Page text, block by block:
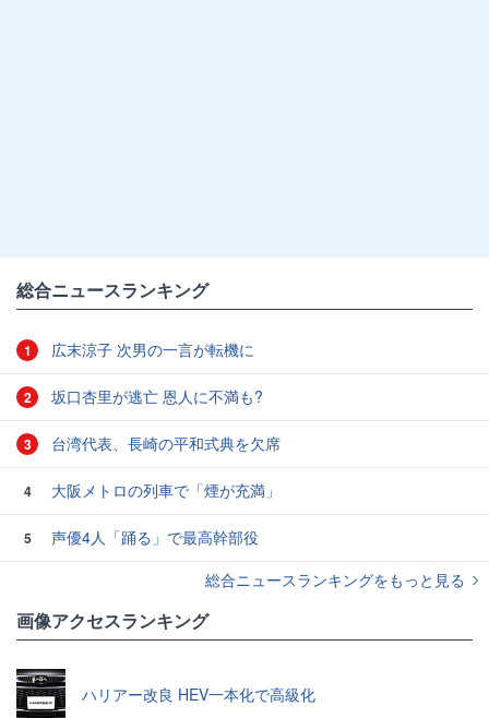
総合ニュースランキング
1 広末涼子 次男の一言が転機に
2 坂口杏里が逃亡 恩人に不満も?
3 台湾代表、長崎の平和式典を欠席
4 大阪メトロの列車で「煙が充満」
5
声優4人「踊る」で最高幹部役
総合ニュースランキングをもっと見る
画像アクセスランキング
ハリアー改良 HEV一本化で高級化